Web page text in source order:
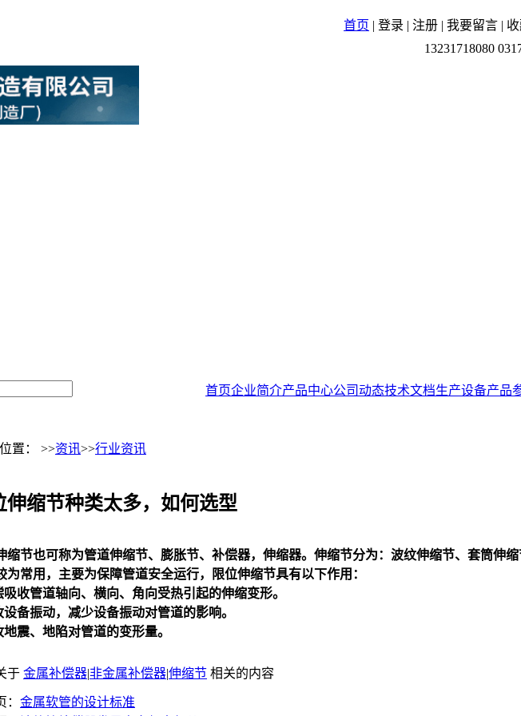
首页 | 登录 | 注册 | 我要留言 |
13231718080
首页企业简介产品中心公司动态技术文档生产设备产品
置： >>资讯>>行业资讯
伸缩节种类太多，如何选型
缩节也可称为管道伸缩节、膨胀节、补偿器，伸缩器。 伸缩节分为：波纹伸缩节、套筒伸缩
为常用，主要为保障管道安全运行，限位伸缩节具有以下作用：
吸收管道轴向、横向、角向受热引起的伸缩变形。
设备振动，减少设备振动对管道的影响。
地震、地陷对管道的变形量。
于 金属补偿器|非金属补偿器|伸缩节 相关的内容
： 金属软管的设计标准